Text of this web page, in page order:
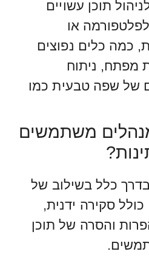
תוכן עשויים
או
כמה כלים נפוצים
מפתח, ניתוח
של שפה טבעית כמו
משתמשים
כלל בשילוב של
כולל סקירה ידנית,
והסרה של תוכן